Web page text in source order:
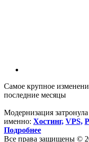
Самое крупное
последние месяцы
Модернизация
именно: Хостинг, VPS,
Подробнее
Все права защищены ©